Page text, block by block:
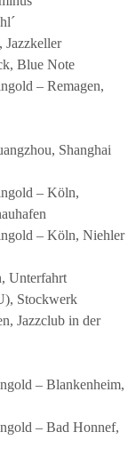
Jazzkeller
Blue Note
– Remagen,
Shanghai
– Köln,
– Köln, Niehler
Unterfahrt
Stockwerk
Jazzclub in der
– Blankenheim,
– Bad Honnef,